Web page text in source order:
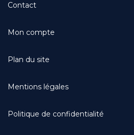
Contact
Mon compte
Plan du site
Mentions légales
Politique de confidentialité